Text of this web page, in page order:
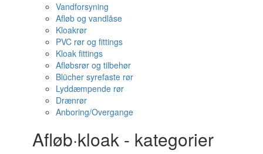
Vandforsyning
Afløb og vandlåse
Kloakrør
PVC rør og fittings
Kloak fittings
Afløbsrør og tilbehør
Blücher syrefaste rør
Lyddæmpende rør
Drænrør
Anboring/Overgange
Afløb·kloak - kategorier